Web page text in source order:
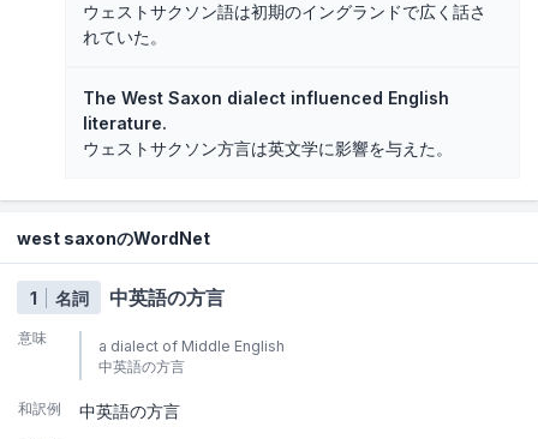
ウェストサクソン語は初期のイングランドで広く話さ
れていた。
The West Saxon dialect influenced English
literature.
ウェストサクソン方言は英文学に影響を与えた。
west saxonのWordNet
1 名詞 中英語の方言
意味
a dialect of Middle English
中英語の方言
和訳例 中英語の方言